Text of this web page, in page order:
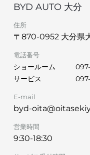
BYD AUTO 大分
住所
〒870-0952 大分県
電話番号
ショールーム
サービス
E-mail
byd-
営業時間
9:30-18:30